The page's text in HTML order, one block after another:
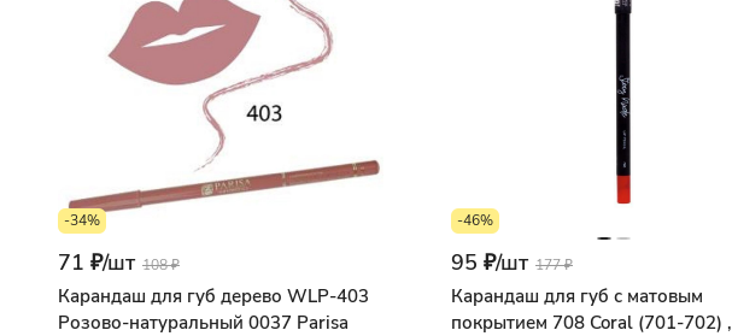
-34%
71 ₽/шт 108 ₽
Карандаш для губ дерево WLP-403
Розово-натуральный 0037 Parisa
-46%
95 ₽/шт 177 ₽
Карандаш для губ с матовым
покрытием 708 Coral (701-702) ,